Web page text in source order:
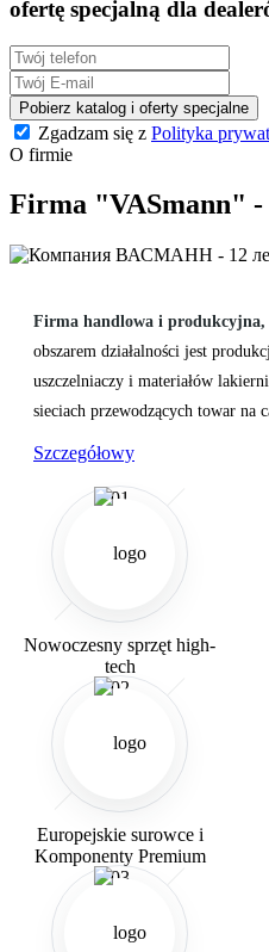
ofertę specjalną dla
Pobierz katalog i oferty specjalne
Zgadzam się z Polityka
O firmie
Firma "VASmann" -
Firma handlowa i produkcyjna,
obszarem działalności jest
uszczelniaczy i materiałów
sieciach przewodzących towar na
Szczegółowy
01
Nowoczesny sprzęt high-
tech
02
Europejskie surowce i
Komponenty Premium
03